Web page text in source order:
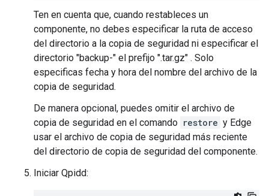
Ten en cuenta que, cuando restableces un
componente, no debes especificar la ruta de acceso
del directorio a la copia de seguridad ni especificar el
directorio "backup-" el prefijo ".tar.gz" . Solo
especificas fecha y hora del nombre del archivo de la
copia de seguridad.
De manera opcional, puedes omitir el archivo de
copia de seguridad en el comando restore y Edge
usar el archivo de copia de seguridad más reciente
del directorio de copia de seguridad del componente.
Iniciar Qpidd: